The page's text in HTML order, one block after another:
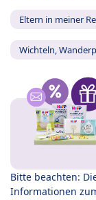
Eltern in meiner
Wichteln,
Bitte beachten:
Informationen